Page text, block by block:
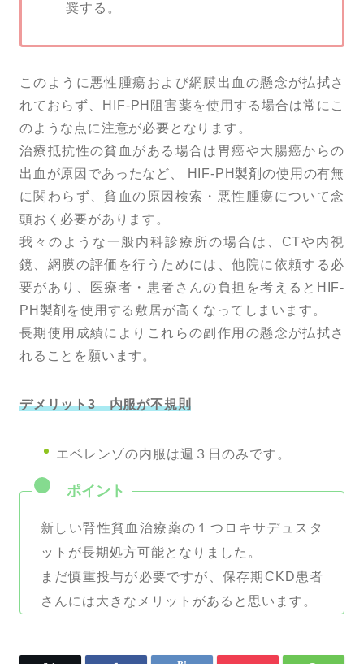
奨する。
このように悪性腫瘍および網膜出血の懸念が払拭さ
れておらず、HIF-PH阻害薬を使用する場合は常にこ
のような点に注意が必要となります。
治療抵抗性の貧血がある場合は胃癌や大腸癌からの
出血が原因であったなど、 HIF-PH製剤の使用の有無
に関わらず、貧血の原因検索・悪性腫瘍について念
頭おく必要があります。
我々のような一般内科診療所の場合は、CTや内視
鏡、網膜の評価を行うためには、他院に依頼する必
要があり、医療者・患者さんの負担を考えるとHIF-
PH製剤を使用する敷居が高くなってしまいます。
長期使用成績によりこれらの副作用の懸念が払拭さ
れることを願います。
デメリット3 内服が不規則
エベレンゾの内服は週３日のみです。
新しい腎性貧血治療薬の１つロキサデュスタ
ットが長期処方可能となりました。
まだ慎重投与が必要ですが、保存期CKD患者
さんには大きなメリットがあると思います。